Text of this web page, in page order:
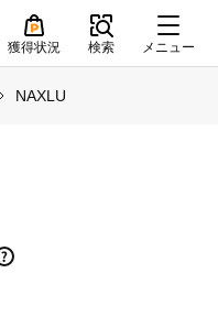
獲得状況 検索 メニュー
NAXLU